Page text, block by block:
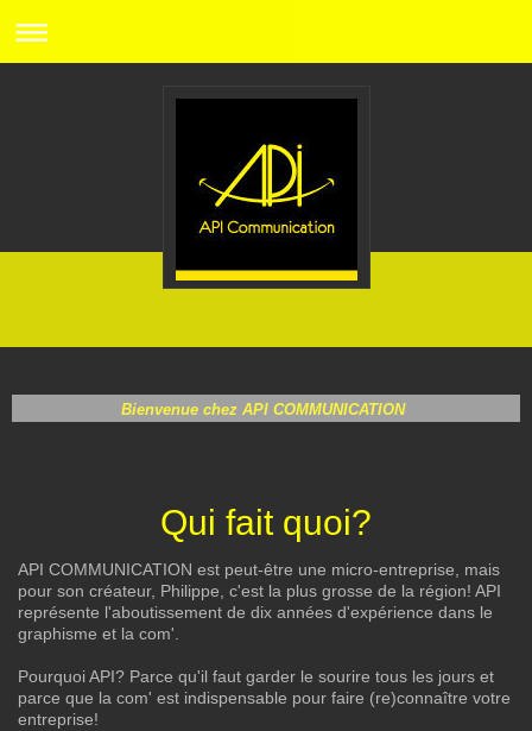
Bienvenue chez API COMMUNICATION
Qui fait quoi?
API COMMUNICATION est peut-être une micro-entreprise, mais
pour son créateur, Philippe, c'est la plus grosse de la région! API
représente l'aboutissement de dix années d'expérience dans le
graphisme et la com'.
Pourquoi API? Parce qu'il faut garder le sourire tous les jours et
parce que la com' est indispensable pour faire (re)connaître votre
entreprise!